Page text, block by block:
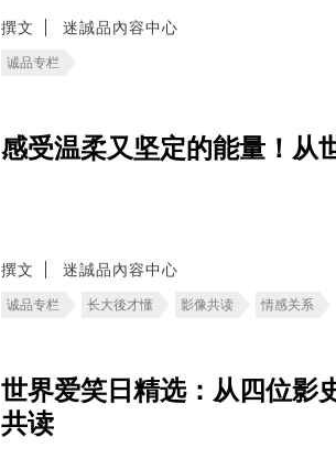
撰文 迷誠品內容中心
诚品专栏
感受温柔又坚定的能量！从
撰文 迷誠品內容中心
诚品专栏 长大後才懂 影像共读 情感关系
世界爱笑日精选：从四位影
共读